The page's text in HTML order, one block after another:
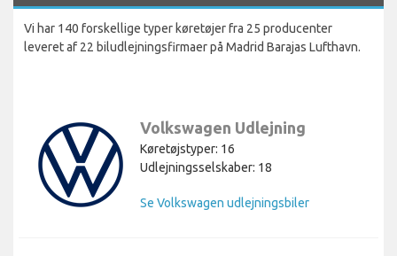
Vi har 140 forskellige typer køretøjer fra 25 producenter
leveret af 22 biludlejningsfirmaer på Madrid Barajas Lufthavn.
Volkswagen Udlejning
Køretøjstyper: 16
Udlejningsselskaber: 18
Se Volkswagen udlejningsbiler